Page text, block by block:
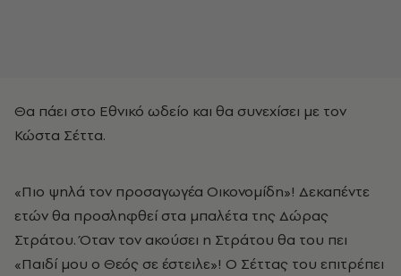
Θα πάει στο Εθνικό ωδείο και θα συνεχίσει με τον
Κώστα Σέττα.
«Πιο ψηλά τον προσαγωγέα Οικονομίδη»! Δεκαπέντε
ετών θα προσληφθεί στα μπαλέτα της Δώρας
Στράτου. Όταν τον ακούσει η Στράτου θα του πει
«Παιδί μου ο Θεός σε έστειλε»! Ο Σέττας του επιτρέπει